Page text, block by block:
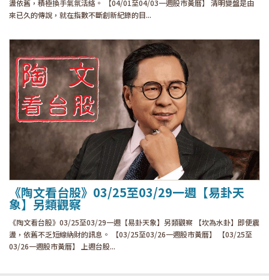
盪依舊，積極換手氣氛活絡。 【04/01至04/03一週股市黃曆】 清明變盤是由
來已久的傳說，就在指數不斷創新紀錄的目...
《陶文看台股》03/25至03/29一週【易卦天
象】另類觀察
《陶文看台股》03/25至03/29一週【易卦天象】另類觀察 【坎為水卦】即便震
盪，依舊不乏短線納財的訊息。 【03/25至03/26一週股市黃曆】 【03/25至
03/26一週股市黃曆】 上週台股...